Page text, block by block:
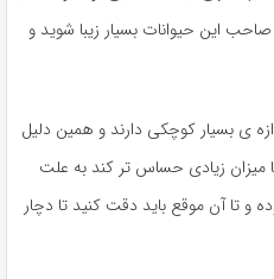
این حیوانات بسیار زیبا شوید و
ی بسیار کوچکی دارند و همین دلیل
میزان زیادی حساس تر کند به علت
و تا آن موقع باید دقت کنید تا دچار